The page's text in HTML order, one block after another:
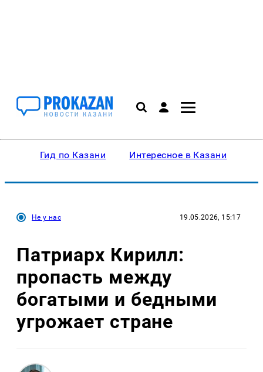
Гид по Казани Интересное в Казани
Не у нас 19.05.2026, 15:17
Патриарх Кирилл:
пропасть между
богатыми и бедными
угрожает стране